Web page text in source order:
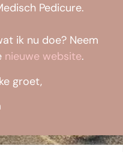
Pedicure.
ik nu doe? Neem
nieuwe website.
groet,